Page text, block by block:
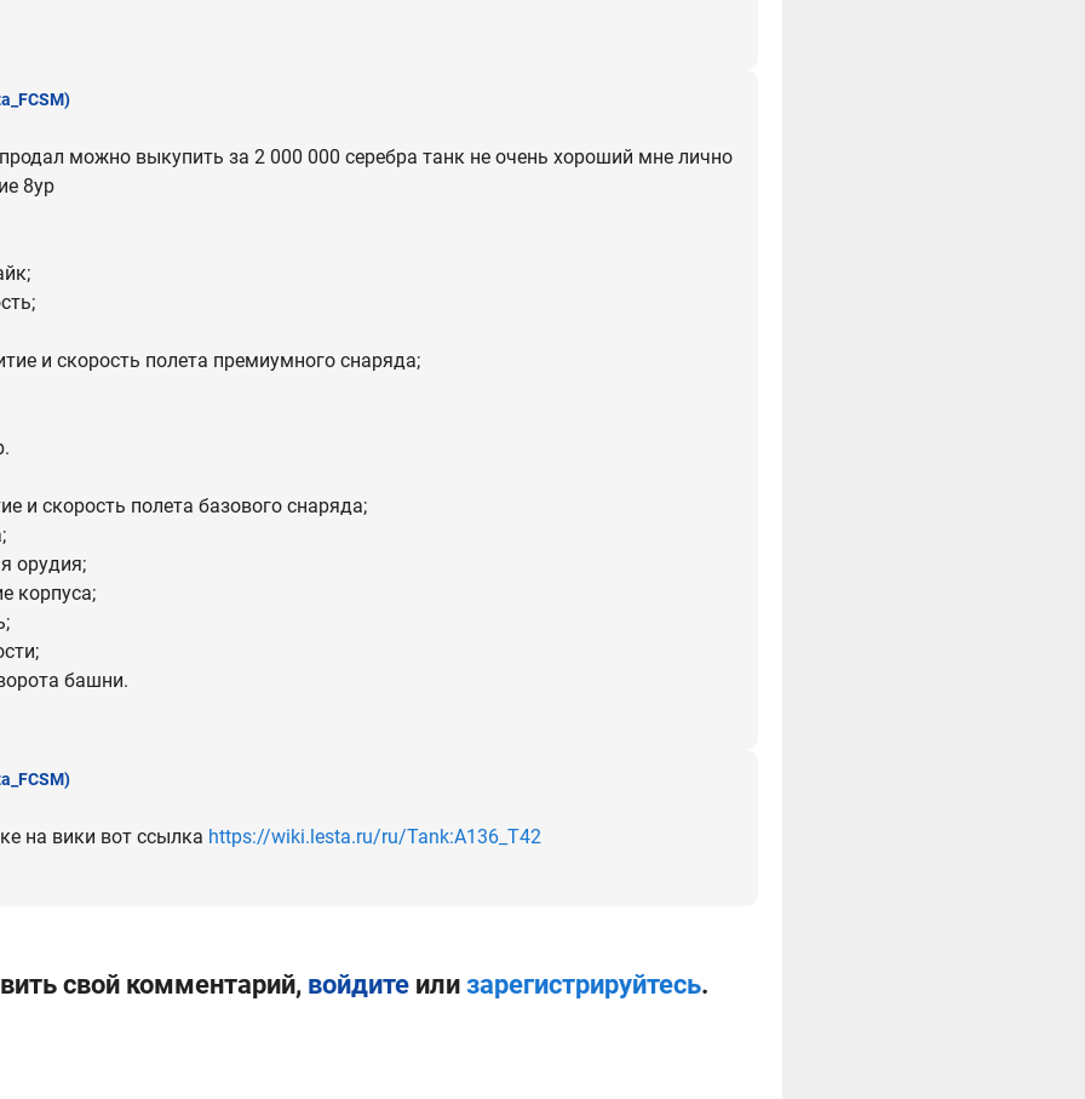
можно выкупить за 2 000 000 серебра танк не очень хороший мне лично
8ур
и скорость полета премиумного снаряда;
и скорость полета базового снаряда;
орудия;
корпуса;
башни.
на вики вот ссылка https://wiki.lesta.ru/ru/Tank:A136_T42
свой комментарий, войдитеили зарегистрируйтесь.